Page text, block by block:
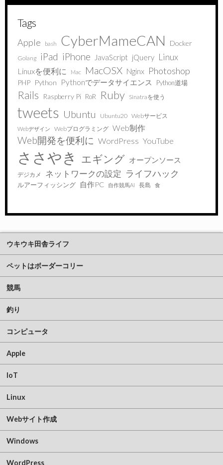
Tags
Apple bash CyberMameCAN Docker
Golang iPad iPhone JavaScript jQuery Linux
Linuxを便利に Mac MacOSX Nginx Photoshop
PHP Python Pythonでデータサイエンス Python道場
Rails Raspberry Pi RoR Ruby Sinatraを使う
tweets Ubuntu Ubuntu20 Webサービス
Webデザイン Webプログラミング Web制作
Web開発を便利に WordPress YouTube
ささやき エギング オープンソース
デジカメ ネットワークの設定 ライフハック
ルアーフィッシング 自作PC 自作競馬AI 長島 食
ウキウキ田舎ライフ
ペットはボーダーコリー
競馬
釣り
コンピュータ
Apple
IoT
Linux
Webサイト作成
Windows
WordPress